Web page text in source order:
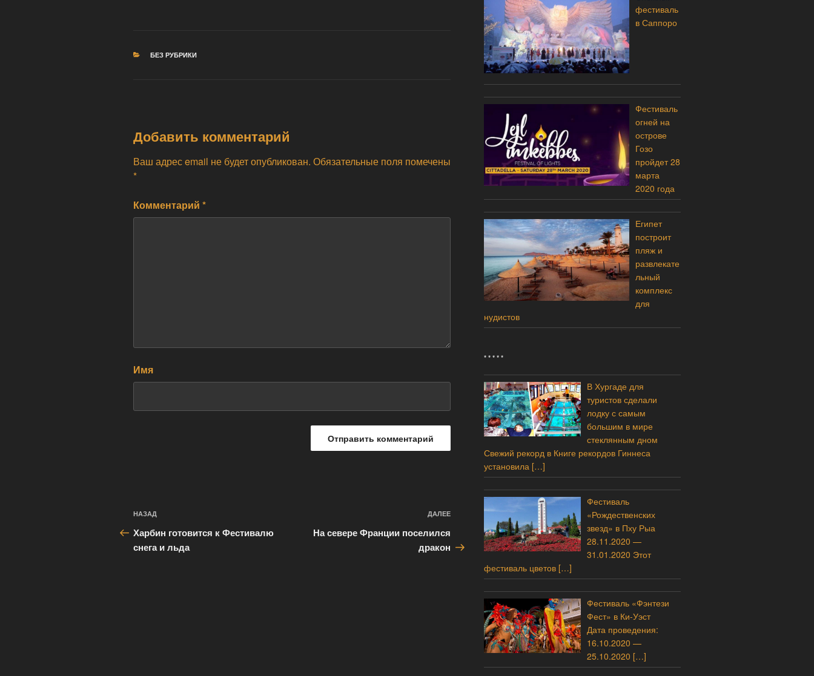
РУБРИКИ
БЕЗ РУБРИКИ
Добавить комментарий
Ваш адрес email не будет опубликован. Обязательные поля помечены
*
Комментарий *
Имя
Навигация
по
записям
Предыдущая
запись:
НАЗАД
Харбин готовится к Фестивалю
снега и льда
Следующая
запись
ДАЛЕЕ
На севере Франции поселился
дракон
фестиваль
в Саппоро
Фестиваль
огней на
острове
Гозо
пройдет 28
марта
2020 года
Египет
построит
пляж и
развлекате
льный
комплекс
для
нудистов
* * * * *
В Хургаде для
туристов сделали
лодку с самым
большим в мире
стеклянным дном
Свежий рекорд в Книге рекордов Гиннеса
установила […]
Фестиваль
«Рождественских
звезд» в Пху Рыа
28.11.2020 —
31.01.2020 Этот
фестиваль цветов […]
Фестиваль «Фэнтези
Фест» в Ки-Уэст
Дата проведения:
16.10.2020 —
25.10.2020 […]